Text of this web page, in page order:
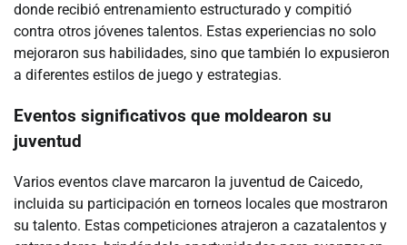
donde recibió entrenamiento estructurado y compitió
contra otros jóvenes talentos. Estas experiencias no solo
mejoraron sus habilidades, sino que también lo expusieron
a diferentes estilos de juego y estrategias.
Eventos significativos que moldearon su
juventud
Varios eventos clave marcaron la juventud de Caicedo,
incluida su participación en torneos locales que mostraron
su talento. Estas competiciones atrajeron a cazatalentos y